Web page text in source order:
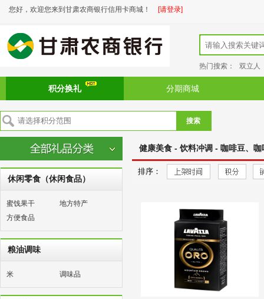
您好，欢迎您来到甘肃农商银行信用卡商城！ [请登录]
热门搜索： 双立人
积分换礼 分期商城
搜索
休闲零食（休闲食品）
蜜饯果干
地方特产
方便食品
粮油调味
米 调味品
健康美食 - 饮料冲调 - 咖啡豆、咖
排序：